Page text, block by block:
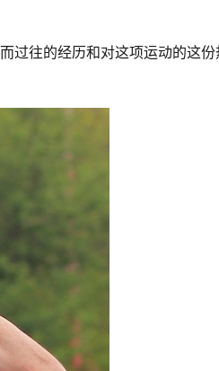
过往的经历和对这项运动的这份